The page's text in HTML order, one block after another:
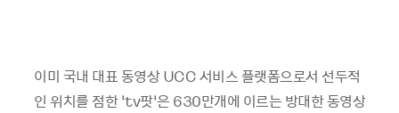
이미 국내 대표 동영상 UCC 서비스 플랫폼으로서 선두적
인 위치를 점한 ‘tv팟’은 630만개에 이르는 방대한 동영상